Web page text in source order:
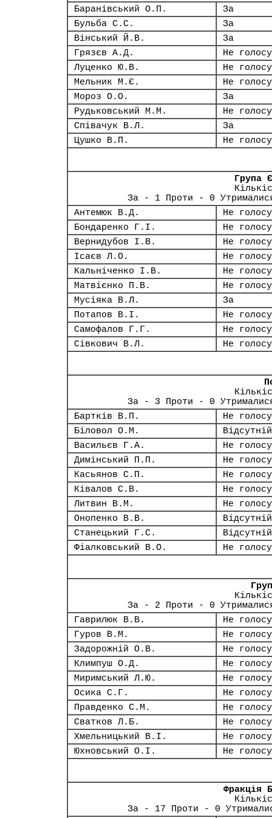
Баранівський О.П.
За
Бульба С.С.
За
Вінський Й.В.
За
Грязєв А.Д.
Не
Луценко Ю.В.
Не
Мельник М.Є.
Не
Мороз О.О.
За
Рудьковський М.М.
Не
Співачук В.Л.
За
Цушко В.П.
Не
Група
За - 1 Проти - 0
Антемюк В.Д.
Не
Бондаренко Г.І.
Не
Вернидубов І.В.
Не
Ісаєв Л.О.
Не
Кальніченко І.В.
Не
Матвієнко П.В.
Не
Мусіяка В.Л.
За
Потапов В.І.
Не
Самофалов Г.Г.
Не
Сівкович В.Л.
Не
За - 3 Проти - 0
Бартків В.П.
Не
Біловол О.М.
Відсутній
Васильєв Г.А.
Не
Димінський П.П.
Не
Касьянов С.П.
Не
Ківалов С.В.
Не
Литвин В.М.
Не
Онопенко В.В.
Відсутній
Станецький Г.С.
Відсутній
Фіалковський В.О.
Не
За - 2 Проти - 0
Гаврилюк В.В.
Не
Гуров В.М.
Не
Задорожній О.В.
Не
Климпуш О.Д.
Не
Миримський Л.Ю.
Не
Осика С.Г.
Не
Правденко С.М.
Не
Сватков Л.Б.
Не
Хмельницький В.І.
Не
Юхновський О.І.
Не
Фракція
За - 17 Проти - 0